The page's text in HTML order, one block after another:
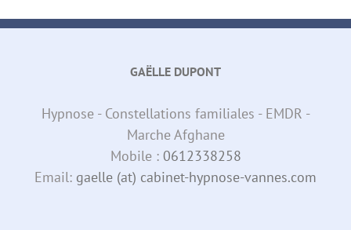
GAËLLE DUPONT
Hypnose - Constellations familiales - EMDR -
Marche Afghane
Mobile : 0612338258
Email: gaelle (at) cabinet-hypnose-vannes.com